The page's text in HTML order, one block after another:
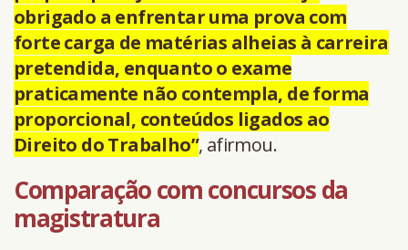
obrigado a enfrentar uma prova com
forte carga de matérias alheias à carreira
pretendida, enquanto o exame
praticamente não contempla, de forma
proporcional, conteúdos ligados ao
Direito do Trabalho”, afirmou.
Comparação com concursos da
magistratura